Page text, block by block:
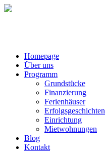
Homepage
Über uns
Programm
Grundstücke
Finanzierung
Ferienhäuser
Erfolgsgeschichten
Einrichtung
Mietwohnungen
Blog
Kontakt